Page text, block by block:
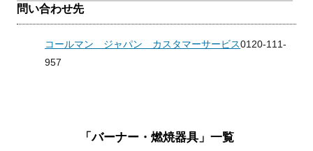
問い合わせ先
コールマン ジャパン カスタマーサービス0120-111-
957
「バーナー・燃焼器具」一覧